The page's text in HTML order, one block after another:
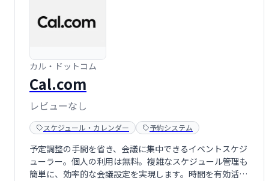
カル・ドットコム
Cal.com
レビューなし
スケジュール・カレンダー 予約システム
予定調整の手間を省き、会議に集中できるイベントスケジ
ューラー。個人の利用は無料。複雑なスケジュール管理も
簡単に、効率的な会議設定を実現します。時間を有効活用